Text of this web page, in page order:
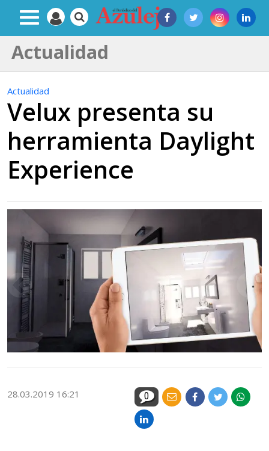
Actualidad
Actualidad
Velux presenta su
herramienta Daylight
Experience
28.03.2019 16:21 0